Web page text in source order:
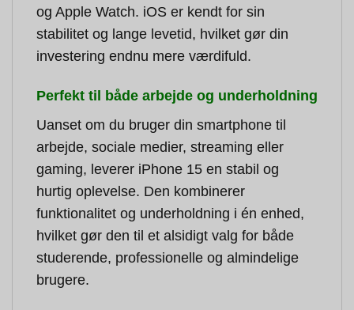
og Apple Watch. iOS er kendt for sin
stabilitet og lange levetid, hvilket gør din
investering endnu mere værdifuld.
Perfekt til både arbejde og underholdning
Uanset om du bruger din smartphone til
arbejde, sociale medier, streaming eller
gaming, leverer iPhone 15 en stabil og
hurtig oplevelse. Den kombinerer
funktionalitet og underholdning i én enhed,
hvilket gør den til et alsidigt valg for både
studerende, professionelle og almindelige
brugere.